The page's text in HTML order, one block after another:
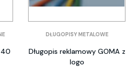
DŁUGOPISY METALOWE
Długopis reklamowy GOMA z
logo